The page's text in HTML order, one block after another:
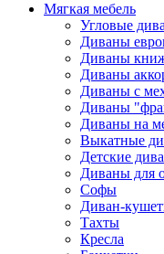
Мягкая мебель
Угловые
Диваны
Диваны
Диваны
Диваны с
Диваны
Диваны на
Выкатные
Детские
Диваны для
Софы
Диван-
Тахты
Кресла